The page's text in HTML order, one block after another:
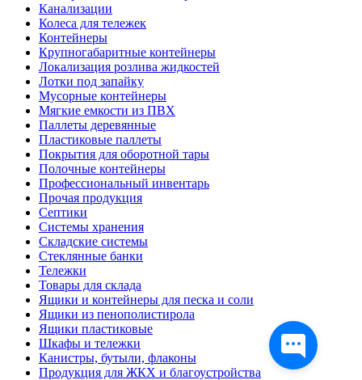
Канализации
Колеса для тележек
Контейнеры
Крупногабаритные контейнеры
Локализация розлива жидкостей
Лотки под запайку
Мусорные контейнеры
Мягкие емкости из ПВХ
Паллеты деревянные
Пластиковые паллеты
Покрытия для оборотной тары
Полочные контейнеры
Профессиональный инвентарь
Прочая продукция
Септики
Системы хранения
Складские системы
Стеклянные банки
Тележки
Товары для склада
Ящики и контейнеры для песка и соли
Ящики из пенополистирола
Ящики пластиковые
Шкафы и тележки
Канистры, бутыли, флаконы
Продукция для ЖКХ и благоустройства